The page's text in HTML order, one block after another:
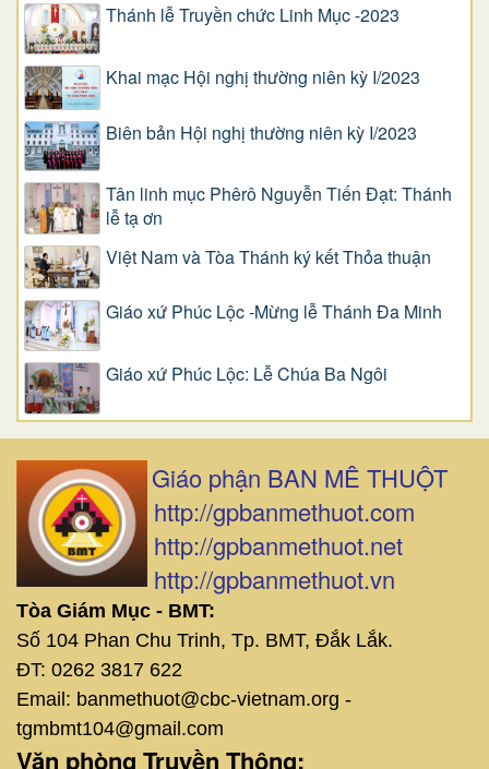
Thánh lễ Truyền chức Linh Mục -2023
Khai mạc Hội nghị thường niên kỳ I/2023
Biên bản Hội nghị thường niên kỳ I/2023
Tân linh mục Phêrô Nguyễn Tiến Đạt: Thánh
lễ tạ ơn
Việt Nam và Tòa Thánh ký kết Thỏa thuận
Giáo xứ Phúc Lộc -Mừng lễ Thánh Đa Minh
Giáo xứ Phúc Lộc: Lễ Chúa Ba Ngôi
Giáo phận BAN MÊ THUỘT
http://gpbanmethuot.com
http://gpbanmethuot.net
http://gpbanmethuot.vn
Tòa Giám Mục - BMT:
Số 104 Phan Chu Trinh, Tp. BMT, Đắk Lắk.
ĐT: 0262 3817 622
Email: banmethuot@cbc-vietnam.org -
tgmbmt104@gmail.com
Văn phòng Truyền Thông: